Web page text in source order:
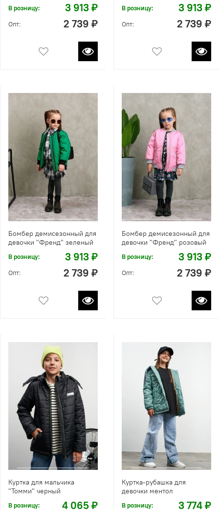
В розницу: 3 913 ₽
Опт: 2 739 ₽
В розницу: 3 913 ₽
Опт: 2 739 ₽
Бомбер демисезонный для
девочки "Френд" зеленый
В розницу: 3 913 ₽
Опт: 2 739 ₽
Бомбер демисезонный для
девочки "Френд" розовый
В розницу: 3 913 ₽
Опт: 2 739 ₽
Куртка для мальчика
"Томми" черный
В розницу: 4 065 ₽
Куртка-рубашка для
девочки ментол
В розницу: 3 774 ₽